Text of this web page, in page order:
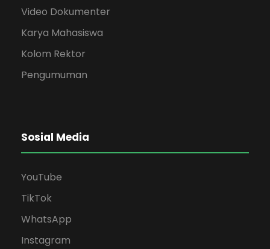
Video Dokumenter
Karya Mahasiswa
Kolom Rektor
Pengumuman
Sosial Media
YouTube
TikTok
WhatsApp
Instagram